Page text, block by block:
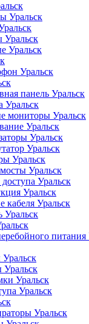
Уральск
Уральск
Уральск
Уральск
панель Уральск
Уральск
мониторы Уральск
Уральск
Уральск
Уральск
Уральск
Уральск
Уральск
Уральск
кабеля Уральск
Уральск
питания
Уральск
Уральск
Уральск
Уральск